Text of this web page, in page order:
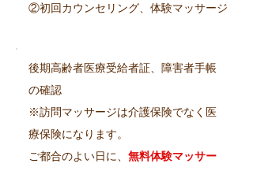
②初回カウンセリング、体験マッサージ
後期高齢者医療受給者証、障害者手帳
の確認
※訪問マッサージは介護保険でなく医
療保険になります。
ご都合のよい日に、 無料体験マッサー